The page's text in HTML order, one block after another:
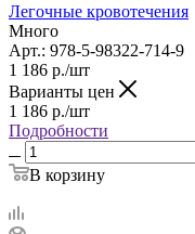
Легочные кровотечения
Много
Арт.: 978-5-98322-714-9
1 186 р./шт
Варианты цен
1 186 р./шт
Подробности
В корзину